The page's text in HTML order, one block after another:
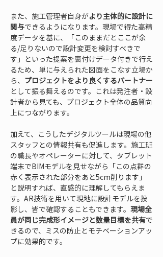
また、施工管理者自身がより主体的に設計に
関与できるようになります。現場で得た高精
度データを基に、「このままだとここが余
る/足りないので設計変更を検討すべきで
す」といった提案を裏付けデータ付きで行え
るため、単に与えられた図面をこなす立場か
ら、 プロジェクトをより良くするパートナー
として振る舞えるのです。これは発注者・設
計者から見ても、プロジェクト全体の品質向
上につながります。
加えて、こうしたデジタルツールは現場の他
スタッフとの情報共有も促進します。施工班
の職長やオペレーターに対して、タブレット
端末でBIMモデルを見せながら「この点群の
赤く表示された部分をあと5cm削ります」
と説明すれば、直感的に理解してもらえま
す。AR技術を用いて現地に設計モデルを投
影し、皆で確認することもできます。 現場全
員が同じ完成形イメージと数量目標を共有で
きるので、ミスの防止とモチベーションアッ
プに効果的です。